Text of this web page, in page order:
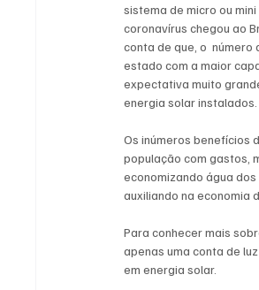
sistema de micro ou
coronavírus chegou ao
conta de que, o  número
estado com a maior
expectativa muito
energia solar instalados.
Os inúmeros benefícios
população com gastos,
economizando água
auxiliando na economia
Para conhecer mais
apenas uma conta de
em energia solar.